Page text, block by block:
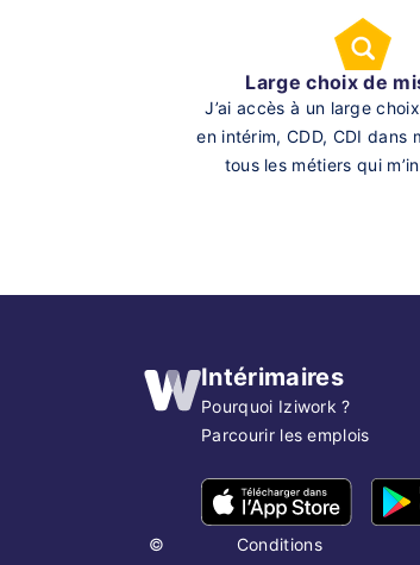
Large choix de
J’ai accès à un large
en intérim, CDD, CDI dans
tous les métiers qui
Intérimaires
Pourquoi Iziwork ?
Parcourir les emplois
©
Conditions